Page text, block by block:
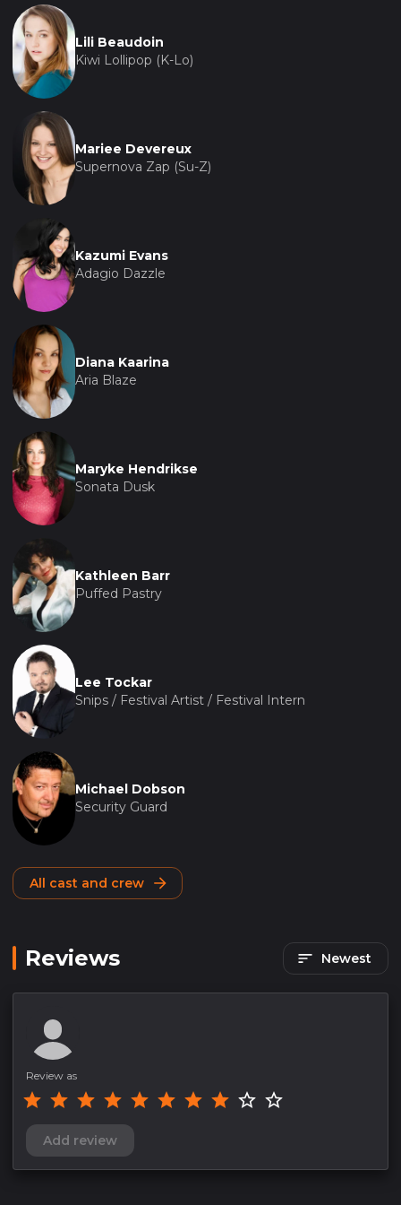
захватывающим приключением, а для старших
— поводом задуматься о важности поддержки и
верности друзьям.
В этой анимационной ленте скрыто гораздо
больше, чем просто развлечение. Она учит
зрителей ценить моменты, проведенные с
близкими, и напоминает о том, что каждый день
дарит нам новые возможности для изменений и
улучшений собственной жизни. Это не просто
мультфильм, это история о силе дружбы и
магии, которая живет в каждом из нас.
Lili Beaudoin
Kiwi Lollipop (K-Lo)
Mariee Devereux
Supernova Zap (Su-Z)
Kazumi Evans
Adagio Dazzle
Diana Kaarina
Aria Blaze
Maryke Hendrikse
Sonata Dusk
Kathleen Barr
Puffed Pastry
Lee Tockar
Snips / Festival Artist / Festival Intern
Michael Dobson
Security Guard
All cast and crew
Reviews Newest
Review as
Add review